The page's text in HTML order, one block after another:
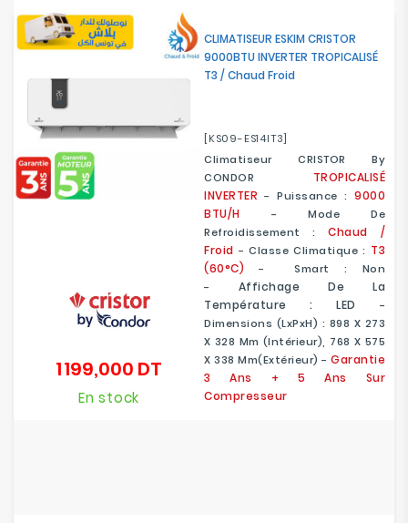
CLIMATISEUR ESKIM CRISTOR
9000BTU INVERTER TROPICALISÉ
T3 / Chaud Froid
[KS09-ES14IT3]
Climatiseur CRISTOR By
CONDOR TROPICALISÉ
INVERTER - Puissance : 9000
BTU/H - Mode De
Refroidissement :Chaud /
Froid - Classe Climatique : T3
(60°C)- Smart : Non
- Affichage De La
Température : LED -
Dimensions (LxPxH) : 898 X 273
X 328 Mm (intérieur), 768 X 575
X 338 Mm(extérieur) - Garantie
3 Ans + 5 Ans Sur
Compresseur
1 199,000 DT
En stock